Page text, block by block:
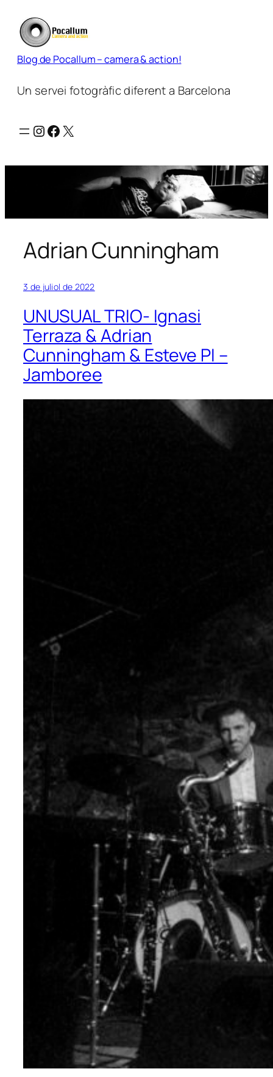
contingut
Blog de Pocallum – camera & action!
Un servei fotogràfic diferent a Barcelona
Instagram
Facebook
X
Adrian Cunningham
3 de juliol de 2022
UNUSUAL TRIO- Ignasi
Terraza & Adrian
Cunningham & Esteve PI –
Jamboree